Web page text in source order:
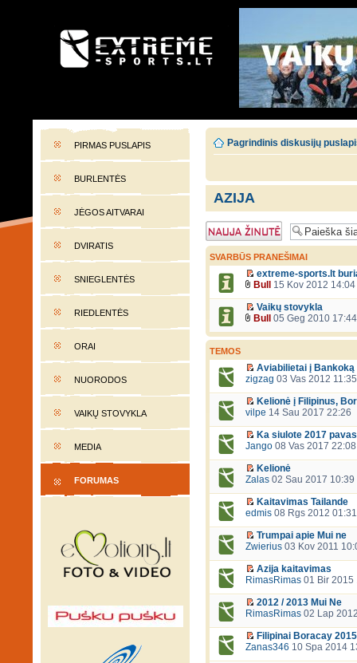
EXTREME-SPORTS.LT
PIRMAS PUSLAPIS
BURLENTĖS
JĖGOS AITVARAI
DVIRATIS
SNIEGLENTĖS
RIEDLENTĖS
ORAI
NUORODOS
VAIKŲ STOVYKLA
MEDIA
FORUMAS
Pagrindinis diskusijų
AZIJA
Naujos temos
kūrimas
SVARBŪS PRANEŠIMAI
extreme-sports.lt
Bull
15 Kov 2012 14:04
Vaikų stovykla
Bull
05 Geg 2010 17:44
TEMOS
Aviabilietai į Bankoką
zigzag 03 Vas 2012 11:35
Kelionė į Filipinus,
vilpe 14 Sau 2017 22:26
Ka siulote 2017
Jango 08 Vas 2017 22:08
Kelionė
Zalas 02 Sau 2017 10:39
Kaitavimas Tailande
edmis 08 Rgs 2012 01:31
Trumpai apie Mui ne
Zwierius 03 Kov 2011
Azija kaitavimas
RimasRimas 01 Bir 2015
2012 / 2013 Mui Ne
RimasRimas 02 Lap
Filipinai Boracay 2015
Zanas346 10 Spa 2014